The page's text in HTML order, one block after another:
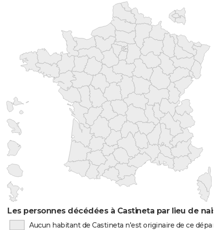
Les personnes décédées à Castineta par lieu de
Aucun habitant de Castineta n'est originaire de ce